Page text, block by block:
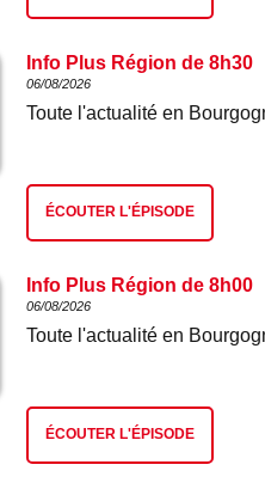
Info Plus Région de 8h30
06/08/2026
Toute l'actualité en
ÉCOUTER L'ÉPISODE
Info Plus Région de 8h00
06/08/2026
Toute l'actualité en
ÉCOUTER L'ÉPISODE